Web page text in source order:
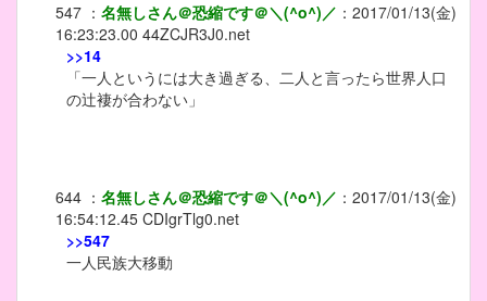
547 ： 名無しさん＠恐縮です＠＼(^o^)／ ： 2017/01/13(金)
16:23:23.00 44ZCJR3J0.net
>>14
「一人というには大き過ぎる、二人と言ったら世界人口
の辻褄が合わない」
644 ： 名無しさん＠恐縮です＠＼(^o^)／ ： 2017/01/13(金)
16:54:12.45 CDIgrTlg0.net
>>547
一人民族大移動